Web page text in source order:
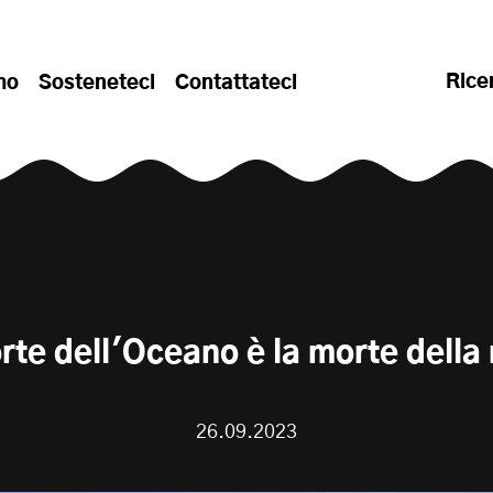
Sosteneteci Contattateci
dell'Oceano è la morte della
26.09.2023